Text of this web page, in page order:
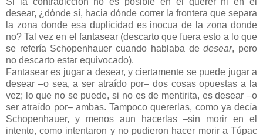
desear, ¿dónde sí, hacia dónde correr la frontera que separa
la zona donde esa duplicidad es inocua de la zona donde
no? Tal vez en el fantasear (descarto que fuera esto a lo que
se refería Schopenhauer cuando hablaba dedesear, pero
no descarto estar equivocado).
Fantasear es jugar a desear, y ciertamente se puede jugar a
desear –o sea, a ser atraído por– dos cosas opuestas a la
vez; lo que no se puede, si no es de mentirita, es desear –o
ser atraído por– ambas. Tampoco quererlas, como ya decía
Schopenhauer, y menos aun hacerlas –sin morir en el
intento, como intentaron y no pudieron hacer morir a Túpac